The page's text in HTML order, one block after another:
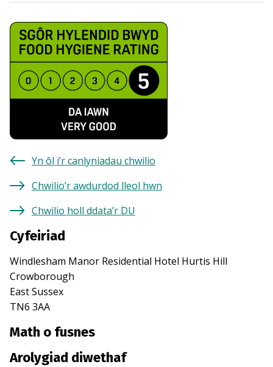
Yn ôl i’r canlyniadau chwilio
Chwilio’r awdurdod lleol hwn
Chwilio holl ddata’r DU
Cyfeiriad
Windlesham Manor Residential Hotel Hurtis Hill
Crowborough
East Sussex
TN6 3AA
Math o fusnes
Arolygiad diwethaf